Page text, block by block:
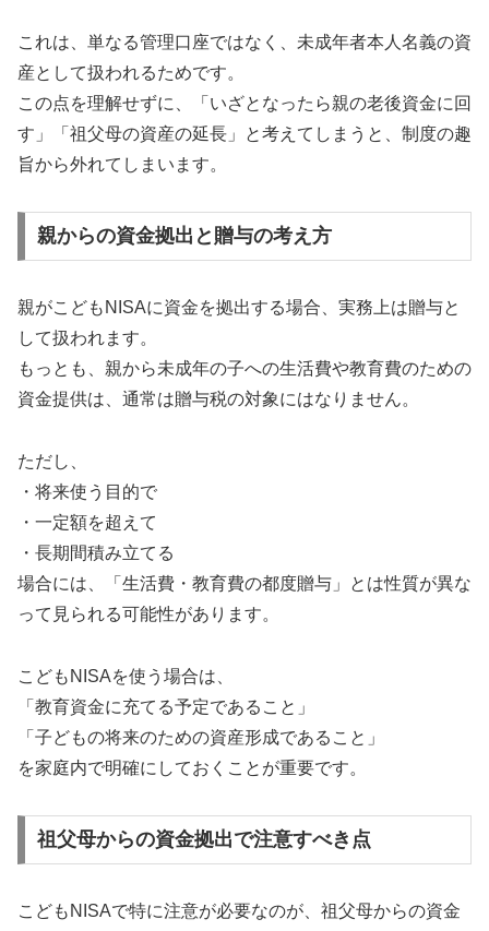
これは、単なる管理口座ではなく、未成年者本人名義の資
産として扱われるためです。
この点を理解せずに、「いざとなったら親の老後資金に回
す」「祖父母の資産の延長」と考えてしまうと、制度の趣
旨から外れてしまいます。
親からの資金拠出と贈与の考え方
親がこどもNISAに資金を拠出する場合、実務上は贈与と
して扱われます。
もっとも、親から未成年の子への生活費や教育費のための
資金提供は、通常は贈与税の対象にはなりません。
ただし、
・将来使う目的で
・一定額を超えて
・長期間積み立てる
場合には、「生活費・教育費の都度贈与」とは性質が異な
って見られる可能性があります。
こどもNISAを使う場合は、
「教育資金に充てる予定であること」
「子どもの将来のための資産形成であること」
を家庭内で明確にしておくことが重要です。
祖父母からの資金拠出で注意すべき点
こどもNISAで特に注意が必要なのが、祖父母からの資金